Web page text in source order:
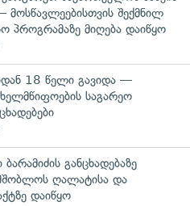
მოსწავლეებისთვის შექმნილ
პროგრამაზე მიღება დაიწყო
18 წელი გავიდა —
საგარეო
განცხადებაზე
ღალატისა და
დაიწყო